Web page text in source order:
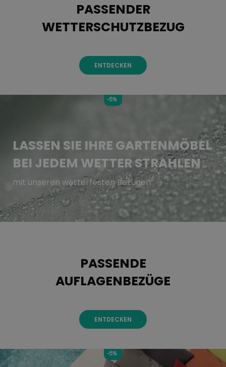
PASSENDER
WETTERSCHUTZBEZUG
ENTDECKEN
-5%
LASSEN SIE IHRE GARTENMÖBEL
BEI JEDEM WETTER STRAHLEN
mit unseren wetterfesten Bezügen
PASSENDE
AUFLAGENBEZÜGE
ENTDECKEN
-5%